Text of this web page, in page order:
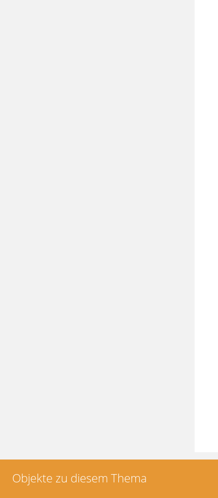
Objekte zu diesem Thema